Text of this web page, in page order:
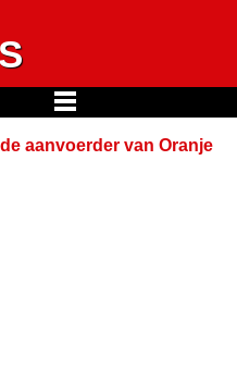
aanvoerder van Oranje